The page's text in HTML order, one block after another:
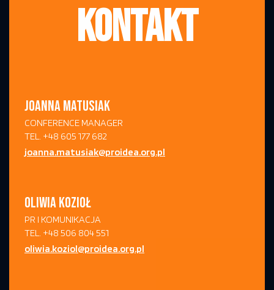
KONTAKT
JOANNA MATUSIAK
CONFERENCE MANAGER
TEL. +48 605 177 682
joanna.matusiak@proidea.org.pl
OLIWIA KOZIOŁ
PR I KOMUNIKACJA
TEL. +48 506 804 551
oliwia.koziol@proidea.org.pl